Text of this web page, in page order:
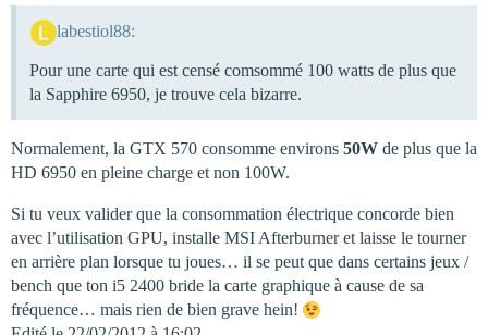
labestiol88:
Pour une carte qui est censé comsommé 100 watts de plus que
la Sapphire 6950, je trouve cela bizarre.
Normalement, la GTX 570 consomme environs 50W de plus que la
HD 6950 en pleine charge et non 100W.
Si tu veux valider que la consommation électrique concorde bien
avec l’utilisation GPU, installe MSI Afterburner et laisse le tourner
en arrière plan lorsque tu joues… il se peut que dans certains jeux /
bench que ton i5 2400 bride la carte graphique à cause de sa
fréquence… mais rien de bien grave hein!